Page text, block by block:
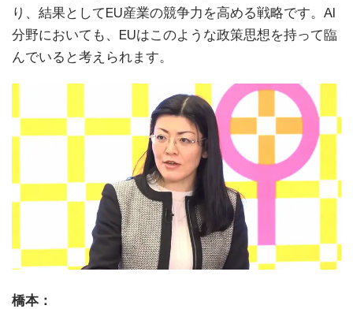
り、結果としてEU産業の競争力を高める戦略です。AI
分野においても、EUはこのような政策思想を持って臨
んでいると考えられます。
橋本：